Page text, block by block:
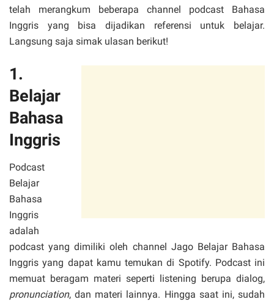
telah merangkum beberapa channel podcast Bahasa
Inggris yang bisa dijadikan referensi untuk belajar.
Langsung saja simak ulasan berikut!
1.
Belajar
Bahasa
Inggris
Podcast
Belajar
Bahasa
Inggris
adalah
podcast yang dimiliki oleh channel Jago Belajar Bahasa
Inggris yang dapat kamu temukan di Spotify. Podcast ini
memuat beragam materi seperti listening berupa dialog,
pronunciation, dan materi lainnya. Hingga saat ini, sudah